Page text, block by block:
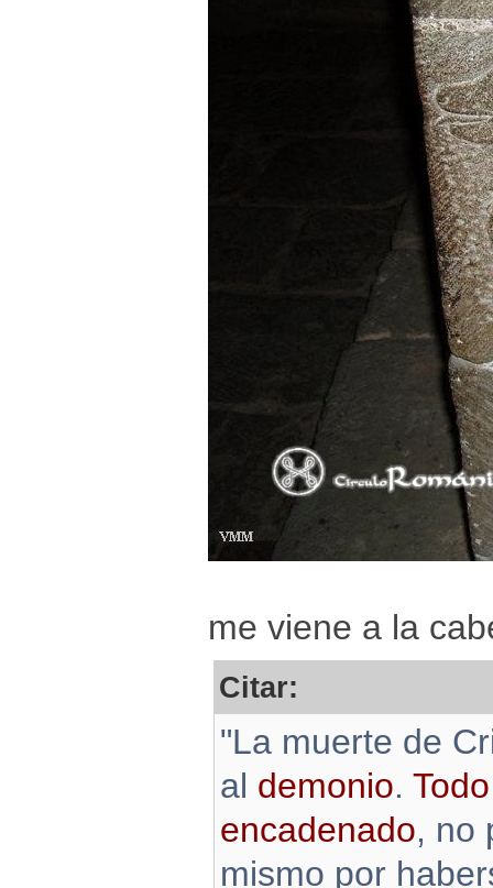
me viene a la
Citar:
"La muerte de
al demonio.
encadenado, no
mismo por